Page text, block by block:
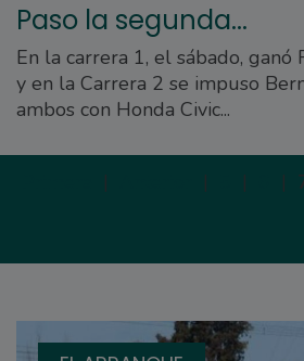
Paso la segunda...
En la carrera 1, el sábado, ganó
y en la Carrera 2 se impuso
ambos con Honda Civic...
| | | |